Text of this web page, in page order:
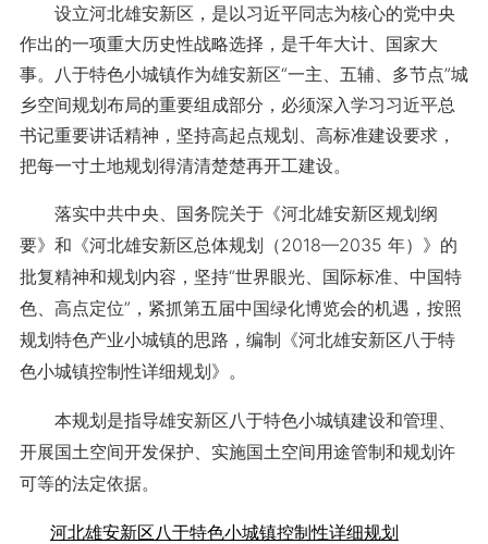
设立河北雄安新区，是以习近平同志为核心的党中央
作出的一项重大历史性战略选择，是千年大计、国家大
事。八于特色小城镇作为雄安新区“一主、五辅、多节点”城
乡空间规划布局的重要组成部分，必须深入学习习近平总
书记重要讲话精神，坚持高起点规划、高标准建设要求，
把每一寸土地规划得清清楚楚再开工建设。
落实中共中央、国务院关于《河北雄安新区规划纲
要》和《河北雄安新区总体规划（2018—2035 年）》的
批复精神和规划内容，坚持“世界眼光、国际标准、中国特
色、高点定位”，紧抓第五届中国绿化博览会的机遇，按照
规划特色产业小城镇的思路，编制《河北雄安新区八于特
色小城镇控制性详细规划》。
本规划是指导雄安新区八于特色小城镇建设和管理、
开展国土空间开发保护、实施国土空间用途管制和规划许
可等的法定依据。
河北雄安新区八于特色小城镇控制性详细规划